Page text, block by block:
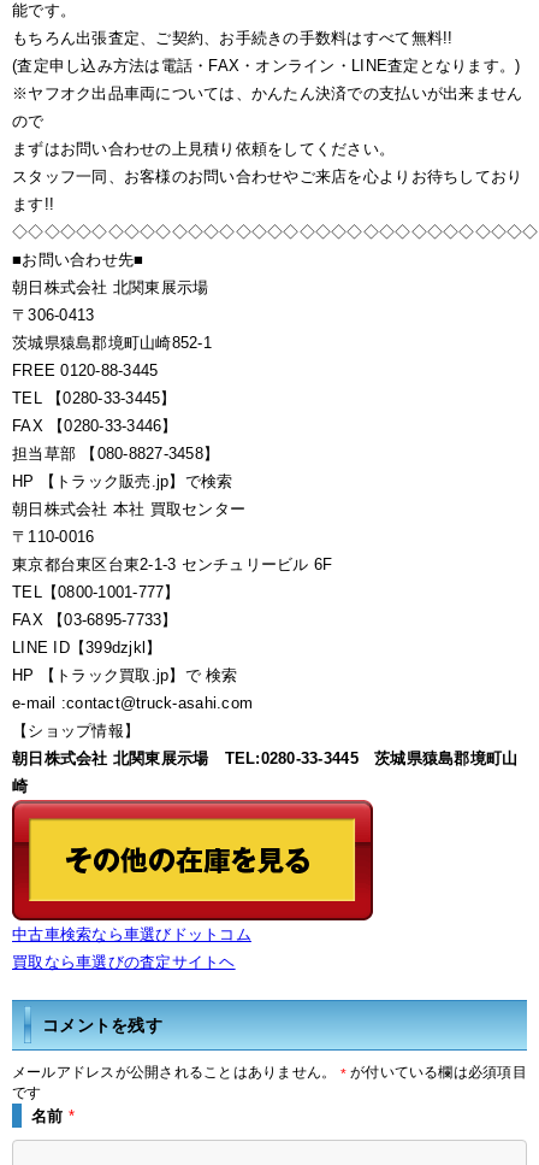
能です。
もちろん出張査定、ご契約、お手続きの手数料はすべて無料!!
(査定申し込み方法は電話・FAX・オンライン・LINE査定となります。)
※ヤフオク出品車両については、かんたん決済での支払いが出来ません
ので
まずはお問い合わせの上見積り依頼をしてください。
スタッフ一同、お客様のお問い合わせやご来店を心よりお待ちしており
ます!!
■お問い合わせ先■
朝日株式会社 北関東展示場
〒306-0413
茨城県猿島郡境町山崎852-1
FREE 0120-88-3445
TEL 【0280-33-3445】
FAX 【0280-33-3446】
担当草部 【080-8827-3458】
HP 【トラック販売.jp】で検索
朝日株式会社 本社 買取センター
〒110-0016
東京都台東区台東2-1-3 センチュリービル 6F
TEL【0800-1001-777】
FAX 【03-6895-7733】
LINE ID【399dzjkl】
HP 【トラック買取.jp】で 検索
e-mail :contact@truck-asahi.com
【ショップ情報】
朝日株式会社 北関東展示場 TEL:0280-33-3445 茨城県猿島郡境町山
崎
中古車検索なら車選びドットコム
買取なら車選びの査定サイトヘ
コメントを残す
メールアドレスが公開されることはありません。 *が付いている欄は必須項目
です
名前 *